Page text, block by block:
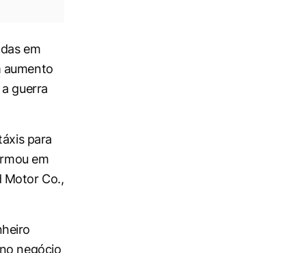
em
aumento
guerra
para
em
Motor Co.,
negócio